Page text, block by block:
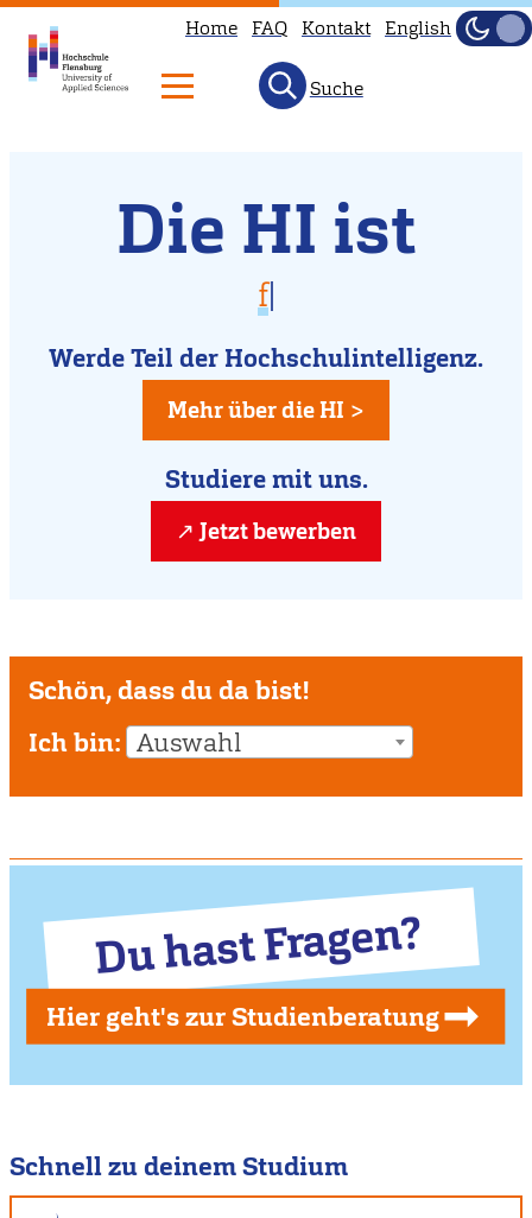
Home FAQ Kontakt English
Hell
Suche
Flensburg
Die HI ist
kreativ
für
Werde Teil der Hochschulintelligenz.
Mehr über die HI >
Studiere mit uns.
Jetzt bewerben
Schön, dass du da bist!
Ich bin: Auswahl
Du hast Fragen?
Hier geht's zur Studienberatung
Schnell zu deinem Studium